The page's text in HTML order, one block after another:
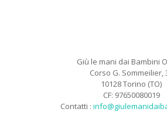
Giù le mani dai Bambini
Corso G. Sommeilier,
10128 Torino (TO)
CF: 97650080019
Contatti :